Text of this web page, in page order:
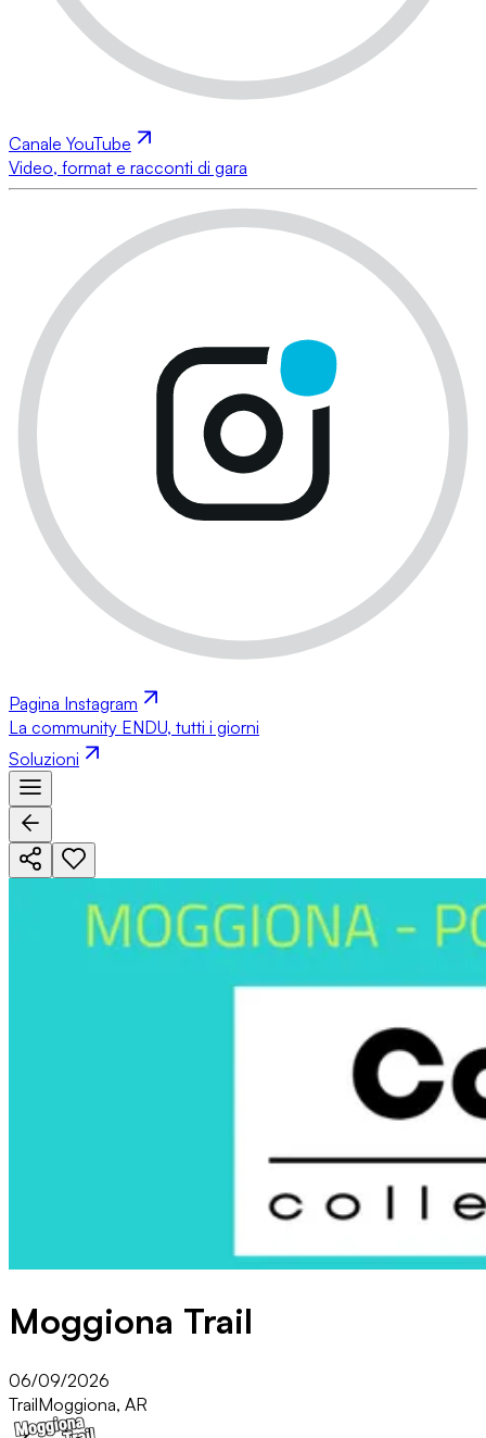
Canale YouTube
Video, format e racconti di gara
Pagina Instagram
La community ENDU, tutti i giorni
Soluzioni
Moggiona Trail
06/09/2026
TrailMoggiona, AR